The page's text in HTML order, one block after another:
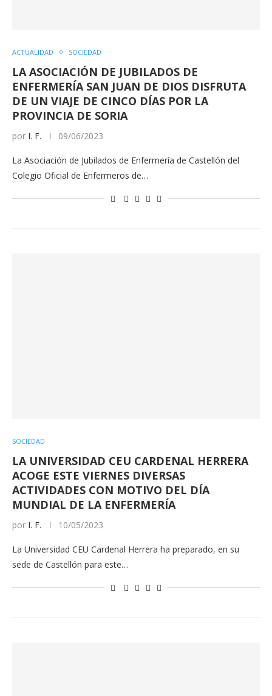
ACTUALIDAD SOCIEDAD
LA ASOCIACIÓN DE JUBILADOS DE
ENFERMERÍA SAN JUAN DE DIOS DISFRUTA
DE UN VIAJE DE CINCO DÍAS POR LA
PROVINCIA DE SORIA
por I. F. 09/06/2023
La Asociación de Jubilados de Enfermería de Castellón del
Colegio Oficial de Enfermeros de…
SOCIEDAD
LA UNIVERSIDAD CEU CARDENAL HERRERA
ACOGE ESTE VIERNES DIVERSAS
ACTIVIDADES CON MOTIVO DEL DÍA
MUNDIAL DE LA ENFERMERÍA
por I. F. 10/05/2023
La Universidad CEU Cardenal Herrera ha preparado, en su
sede de Castellón para este…